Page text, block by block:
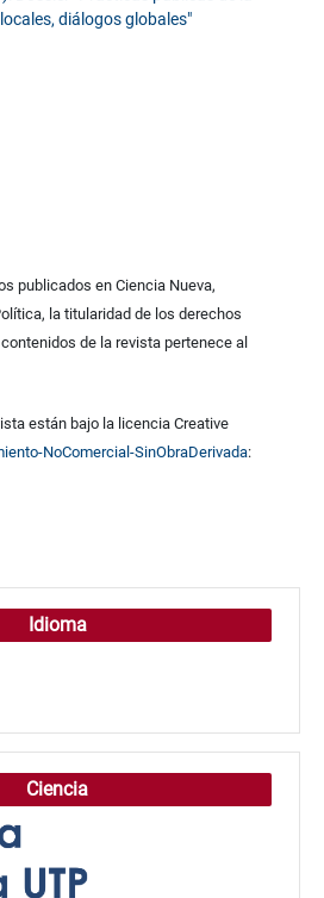
diálogos globales"
publicados en Ciencia Nueva,
la titularidad de los derechos
de la revista pertenece al
están bajo la licencia Creative
NoComercial-SinObraDerivada:
Idioma
Ciencia